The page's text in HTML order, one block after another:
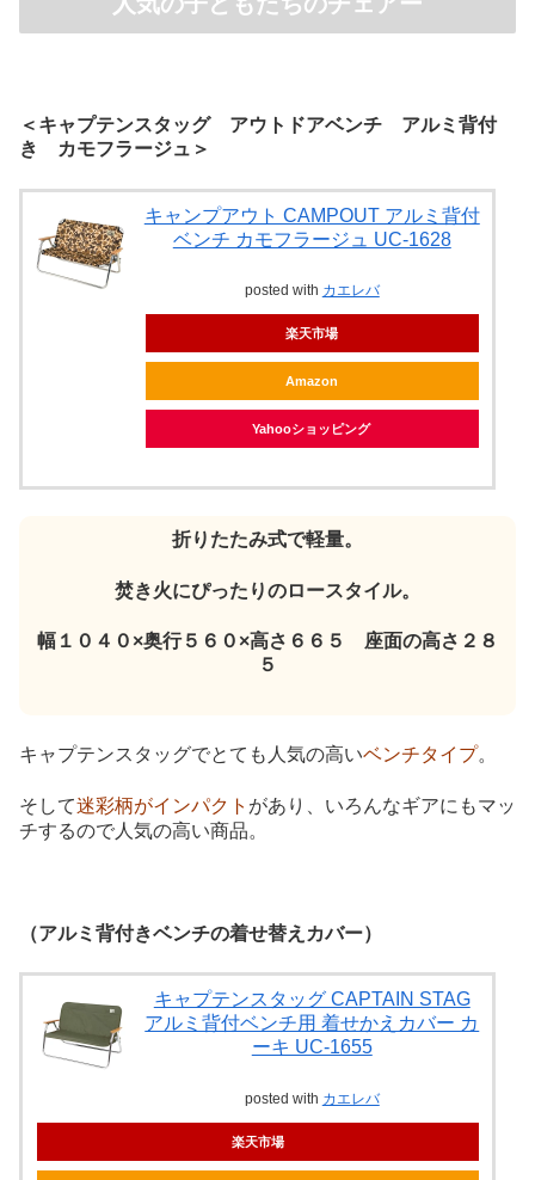
＜キャプテンスタッグ アウトドアベンチ アルミ背付
き カモフラージュ＞
キャンプアウト CAMPOUT アルミ背付
ベンチ カモフラージュ UC-1628
posted with カエレバ
楽天市場
Amazon
Yahooショッピング
折りたたみ式で軽量。
焚き火にぴったりのロースタイル。
幅１０４０×奥行５６０×高さ６６５ 座面の高さ２８
５
キャプテンスタッグでとても人気の高いベンチタイプ。
そして迷彩柄がインパクト があり、いろんなギアにもマッ
チするので人気の高い商品。
（アルミ背付きベンチの着せ替えカバー）
キャプテンスタッグ CAPTAIN STAG
アルミ背付ベンチ用 着せかえカバー カ
ーキ UC-1655
posted with カエレバ
楽天市場